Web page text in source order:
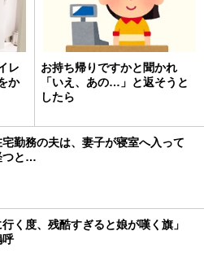
レ
か
お持ち帰りですかと聞かれ
「いえ、あの…」と返そうと
したら
宅勤務の夫は、妻子が寝室へ入って
つと…
行く度、残酷すぎると娘が嘆く旗」